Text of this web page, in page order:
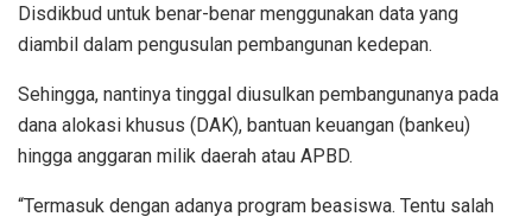
Disdikbud untuk benar-benar menggunakan data yang
diambil dalam pengusulan pembangunan kedepan.
Sehingga, nantinya tinggal diusulkan pembangunanya pada
dana alokasi khusus (DAK), bantuan keuangan (bankeu)
hingga anggaran milik daerah atau APBD.
“Termasuk dengan adanya program beasiswa. Tentu salah